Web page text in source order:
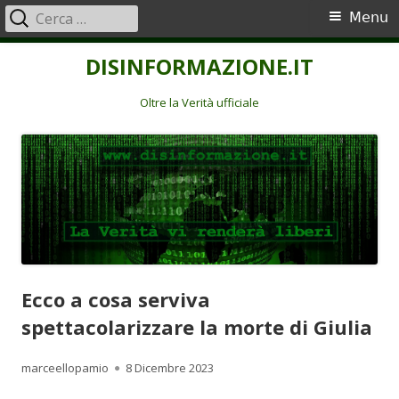
DISINFORMAZIONE.IT
Oltre la Verità ufficiale
Menu
principale
Menu
Ricerca
per:
Ecco a cosa serviva
spettacolarizzare la morte di Giulia
Autore
marceellopamio Pubblicato
8 Dicembre 2023